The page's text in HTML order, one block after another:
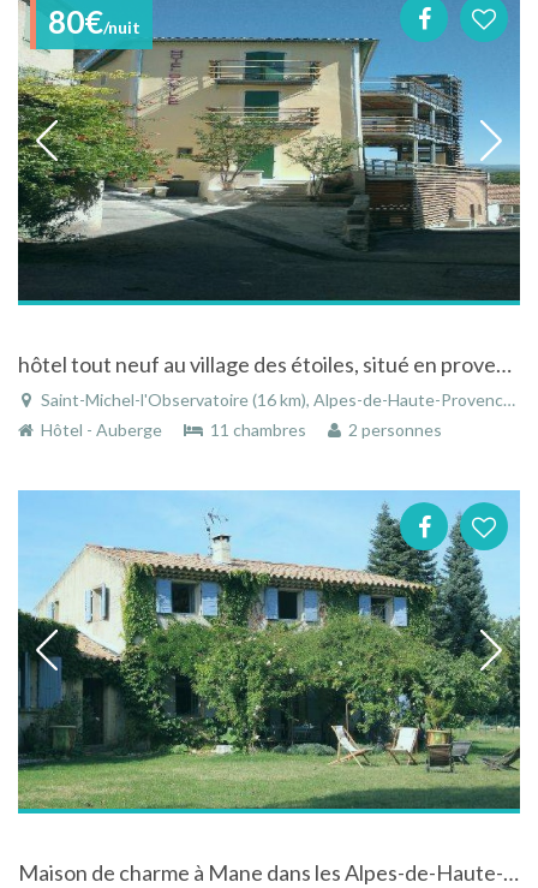
80€/nuit
hôtel tout neuf au village des étoiles, situé en provence dans le pays de forcalquier...
Saint-Michel-l'Observatoire (16 km), Alpes-de-Haute-Provence, Provence-Alpes-Côte d'Azur, France
Hôtel - Auberge
11 chambres 2 personnes
Maison de charme à Mane dans les Alpes-de-Haute-Provence en Provence